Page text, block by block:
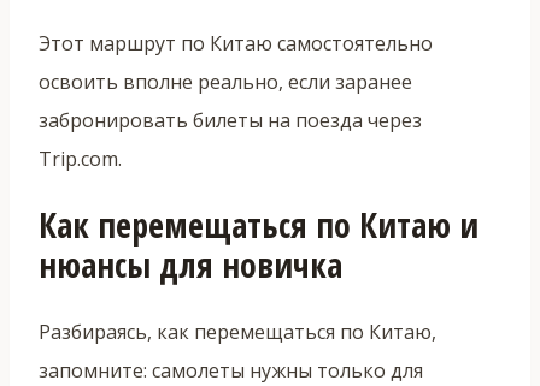
Этот маршрут по Китаю самостоятельно
освоить вполне реально, если заранее
забронировать билеты на поезда через
Trip.com.
Как перемещаться по Китаю и
нюансы для новичка
Разбираясь, как перемещаться по Китаю,
запомните: самолеты нужны только для